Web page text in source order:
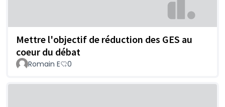
Mettre l'objectif de réduction des GES au
coeur du débat
Romain E 0